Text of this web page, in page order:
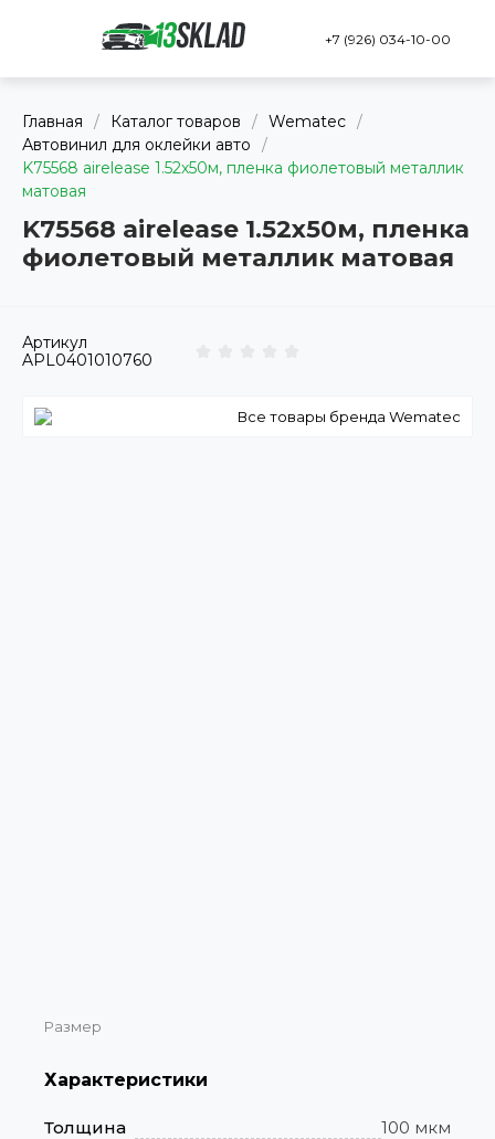
+7 (926) 034-10-00
Главная / Каталог товаров / Wematec /
Автовинил для оклейки авто
/
K75568 airelease 1.52х50м, пленка фиолетовый металлик
матовая
K75568 airelease 1.52х50м, пленка
фиолетовый металлик матовая
Артикул
APL0401010760
Все товары бренда Wematec
Размер
Характеристики
Толщина
100 мкм